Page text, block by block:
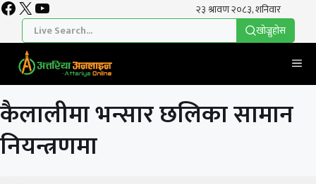
Skip
content
Facebook
X YouTube
खाेज्नुहाेस
कैलालीमा भन्सार छलिका सामान
नियन्त्रणमा